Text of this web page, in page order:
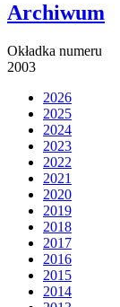
Archiwum
Okładka numeru
2003
2026
2025
2024
2023
2022
2021
2020
2019
2018
2017
2016
2015
2014